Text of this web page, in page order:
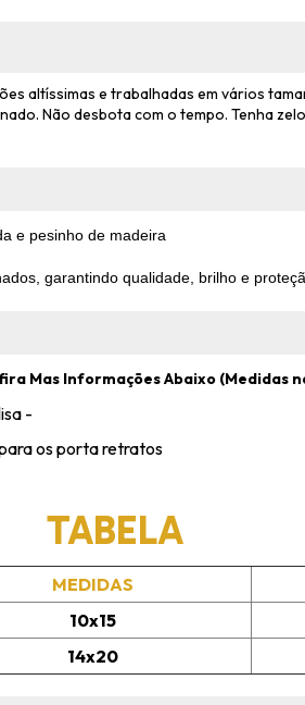
altíssimas e trabalhadas em vários
Não desbota com o tempo. Tenha
e pesinho de madeira
garantindo qualidade, brilho e
Mas Informações Abaixo (Medidas
-
os porta retratos
TABELA
MEDIDAS
10x15
14x20